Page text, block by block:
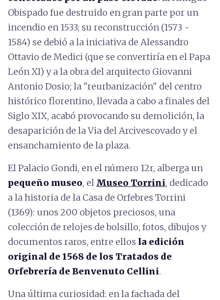
Obispado fue destruido en gran parte por un
incendio en 1533; su reconstrucción (1573 -
1584) se debió a la iniciativa de Alessandro
Ottavio de Medici (que se convertiría en el Papa
León XI) y a la obra del arquitecto Giovanni
Antonio Dosio; la "reurbanización" del centro
histórico florentino, llevada a cabo a finales del
Siglo XIX, acabó provocando su demolición, la
desaparición de la Via del Arcivescovado y el
ensanchamiento de la plaza.
El Palacio Gondi, en el número 12r, alberga un
pequeño museo, el Museo Torrini, dedicado
a la historia de la Casa de Orfebres Torrini
(1369): unos 200 objetos preciosos, una
colección de relojes de bolsillo, fotos, dibujos y
documentos raros, entre ellos la edición
original de 1568 de los Tratados de
Orfebrería de Benvenuto Cellini.
Una última curiosidad: en la fachada del